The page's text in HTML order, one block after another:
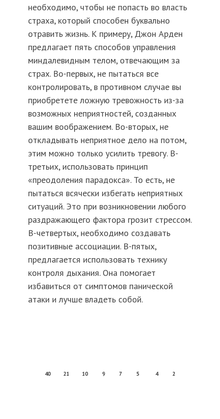
необходимо, чтобы не попасть во власть
страха, который способен буквально
отравить жизнь. К примеру, Джон Арден
предлагает пять способов управления
миндалевидным телом, отвечающим за
страх. Во-первых, не пытаться все
контролировать, в противном случае вы
приобретете ложную тревожность из-за
возможных неприятностей, созданных
вашим воображением. Во-вторых, не
откладывать неприятное дело на потом,
этим можно только усилить тревогу. В-
третьих, использовать принцип
«преодоления парадокса». То есть, не
пытаться всячески избегать неприятных
ситуаций. Это при возникновении любого
раздражающего фактора грозит стрессом.
В-четвертых, необходимо создавать
позитивные ассоциации. В-пятых,
предлагается использовать технику
контроля дыхания. Она помогает
избавиться от симптомов панической
атаки и лучше владеть собой.
40 21 10 9 7 5 4 2